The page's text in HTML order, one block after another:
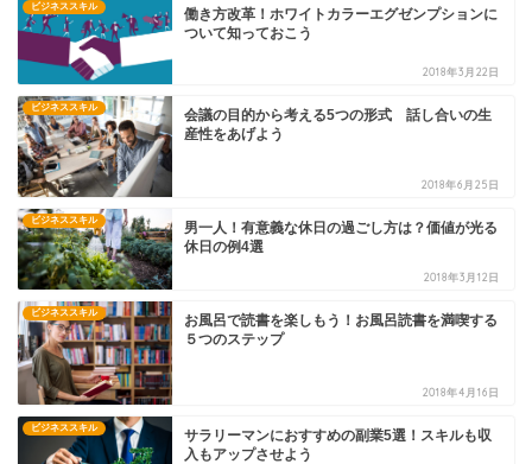
ビジネススキル
働き方改革！ホワイトカラーエグゼンプションに
ついて知っておこう
2018年3月22日
ビジネススキル
会議の目的から考える5つの形式 話し合いの生
産性をあげよう
2018年6月25日
ビジネススキル
男一人！有意義な休日の過ごし方は？価値が光る
休日の例4選
2018年3月12日
ビジネススキル
お風呂で読書を楽しもう！お風呂読書を満喫する
５つのステップ
2018年4月16日
ビジネススキル
サラリーマンにおすすめの副業5選！スキルも収
入もアップさせよう